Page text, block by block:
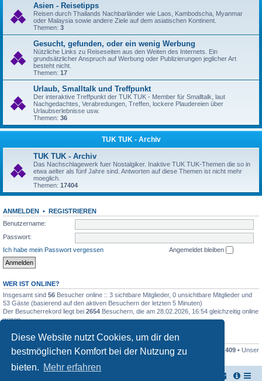
Diese Website nutzt Cookies, um dir den
bestmöglichen Komfort bei der Nutzung zu
bieten. Mehr erfahren
Asien - Reisetipps
Reisen durch Thailands Nachbarländer wie Laos, Kambodscha, Myanmar
oder Malaysia sowie andere Ziele auf dem asiatischen Kontinent.
Themen: 3
Gesucht, gefunden, oder ein wenig Werbung
Nützliche Links zu Reiseseiten aus den Weiten des Internets. Ein
grundsätzlicher Anspruch auf Werbung oder Publizierungen jeglicher Art
besteht nicht.
Themen: 17
Urlaub, Smalltalk und Treffpunkt
Der interaktive Treffpunkt der TUK TUK - Member für Smalltalk, laut
Nachgedachtes, Verabredungen, Treffen, lockere Plaudereien über
Urlaubserlebnisse usw.
Themen: 36
TUK TUK - Archiv
TUK TUK - Archiv
Das Nachschlagewerk fuer Nostalgiker. Inaktive TUK TUK-Themen die so in
etwa aelter als fünf Jahre sind. Antworten auf diese Themen ist nicht mehr
moeglich.
Themen: 17404
ANMELDEN • REGISTRIEREN
Benutzername:
Passwort:
Ich habe mein Passwort vergessen
Angemeldet bleiben
WER IST ONLINE?
Insgesamt sind 56 Besucher online :: 3 sichtbare Mitglieder, 0 unsichtbare Mitglieder und
53 Gäste (basierend auf den aktiven Besuchern der letzten 5 Minuten)
Der Besucherrekord liegt bei 2654 Besuchern, die am 28.02.2026, 16:54 gleichzeitig online
waren.
STATISTIK
Beiträge insgesamt161446• Themen insgesamt17948• Mitglieder insgesamt 409 • Unser
neuestes Mitglied: